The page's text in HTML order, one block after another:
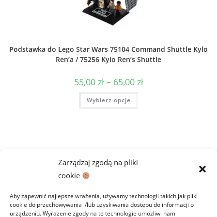
Zarządzaj zgodą na pliki
cookie
Aby zapewnić najlepsze wrażenia, używamy technologii takich jak pliki
cookie do przechowywania i/lub uzyskiwania dostępu do informacji o
urządzeniu. Wyrażenie zgody na te technologie umożliwi nam
Podstawka do Lego Star Wars 75104 Command Shuttle Kylo
Ren’a / 75256 Kylo Ren’s Shuttle
55,00 zł – 65,00 złZakres
Wybierz opcje
Ten
ma
produktu